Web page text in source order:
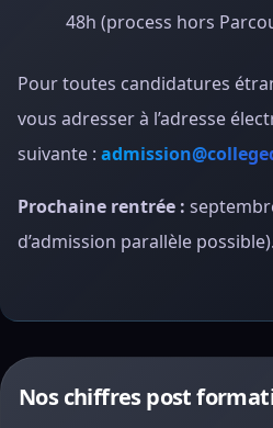
48h (process hors
Pour toutes candidatures
vous adresser à l’adresse
suivante :
Prochaine rentrée :
d’admission parallèle possible).
Nos chiffres post